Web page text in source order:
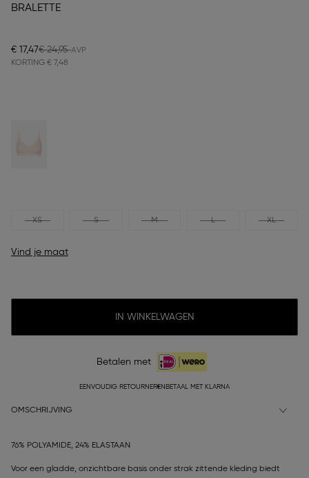
BRALETTE
€ 17,47€ 24,95
KORTING € 7,48
XS S M L XL
Vind je maat
IN WINKELWAGEN
Betalen met
EENVOUDIG RETOURNEREN BETAAL MET KLARNA
OMSCHRIJVING
76% POLYAMIDE, 24% ELASTAAN
Voor een gladde, onzichtbare basis onder strak zittende kleding biedt